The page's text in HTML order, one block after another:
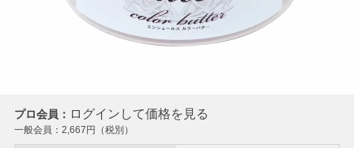
プロ会員： ログインして価格を見る
一般会員： 2,667円（税別）